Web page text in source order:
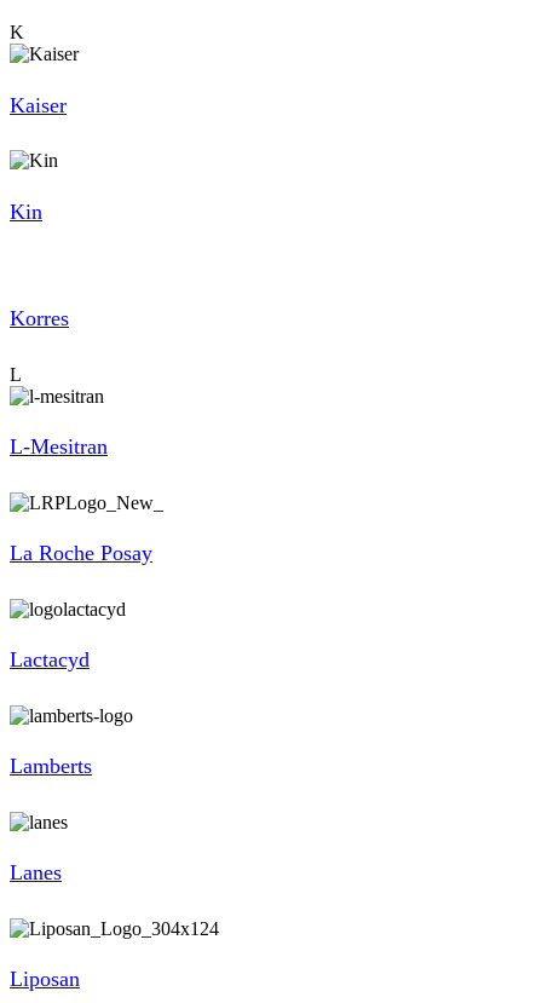
K
Kaiser
Kin
Korres
L
L-Mesitran
La Roche Posay
Lactacyd
Lamberts
Lanes
Liposan